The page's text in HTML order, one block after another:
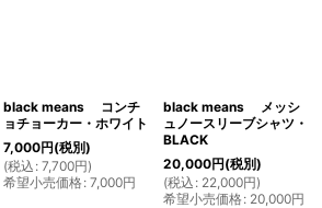
black means コンチ
ョチョーカー・ホワイト
7,000円(税別)
(税込 : 7,700円)
希望小売価格: 7,000円
black means メッシ
ュノースリーブシャツ・
BLACK
20,000円(税別)
(税込 : 22,000円)
希望小売価格: 20,000円